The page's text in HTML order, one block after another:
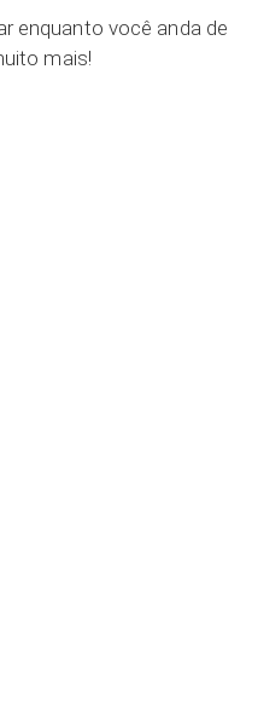
enquanto você anda de
mais!